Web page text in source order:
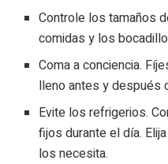
Controle los tamaños
comidas y los
Coma a conciencia.
lleno antes y después
Evite los refrigerios.
fijos durante el día.
los necesita.